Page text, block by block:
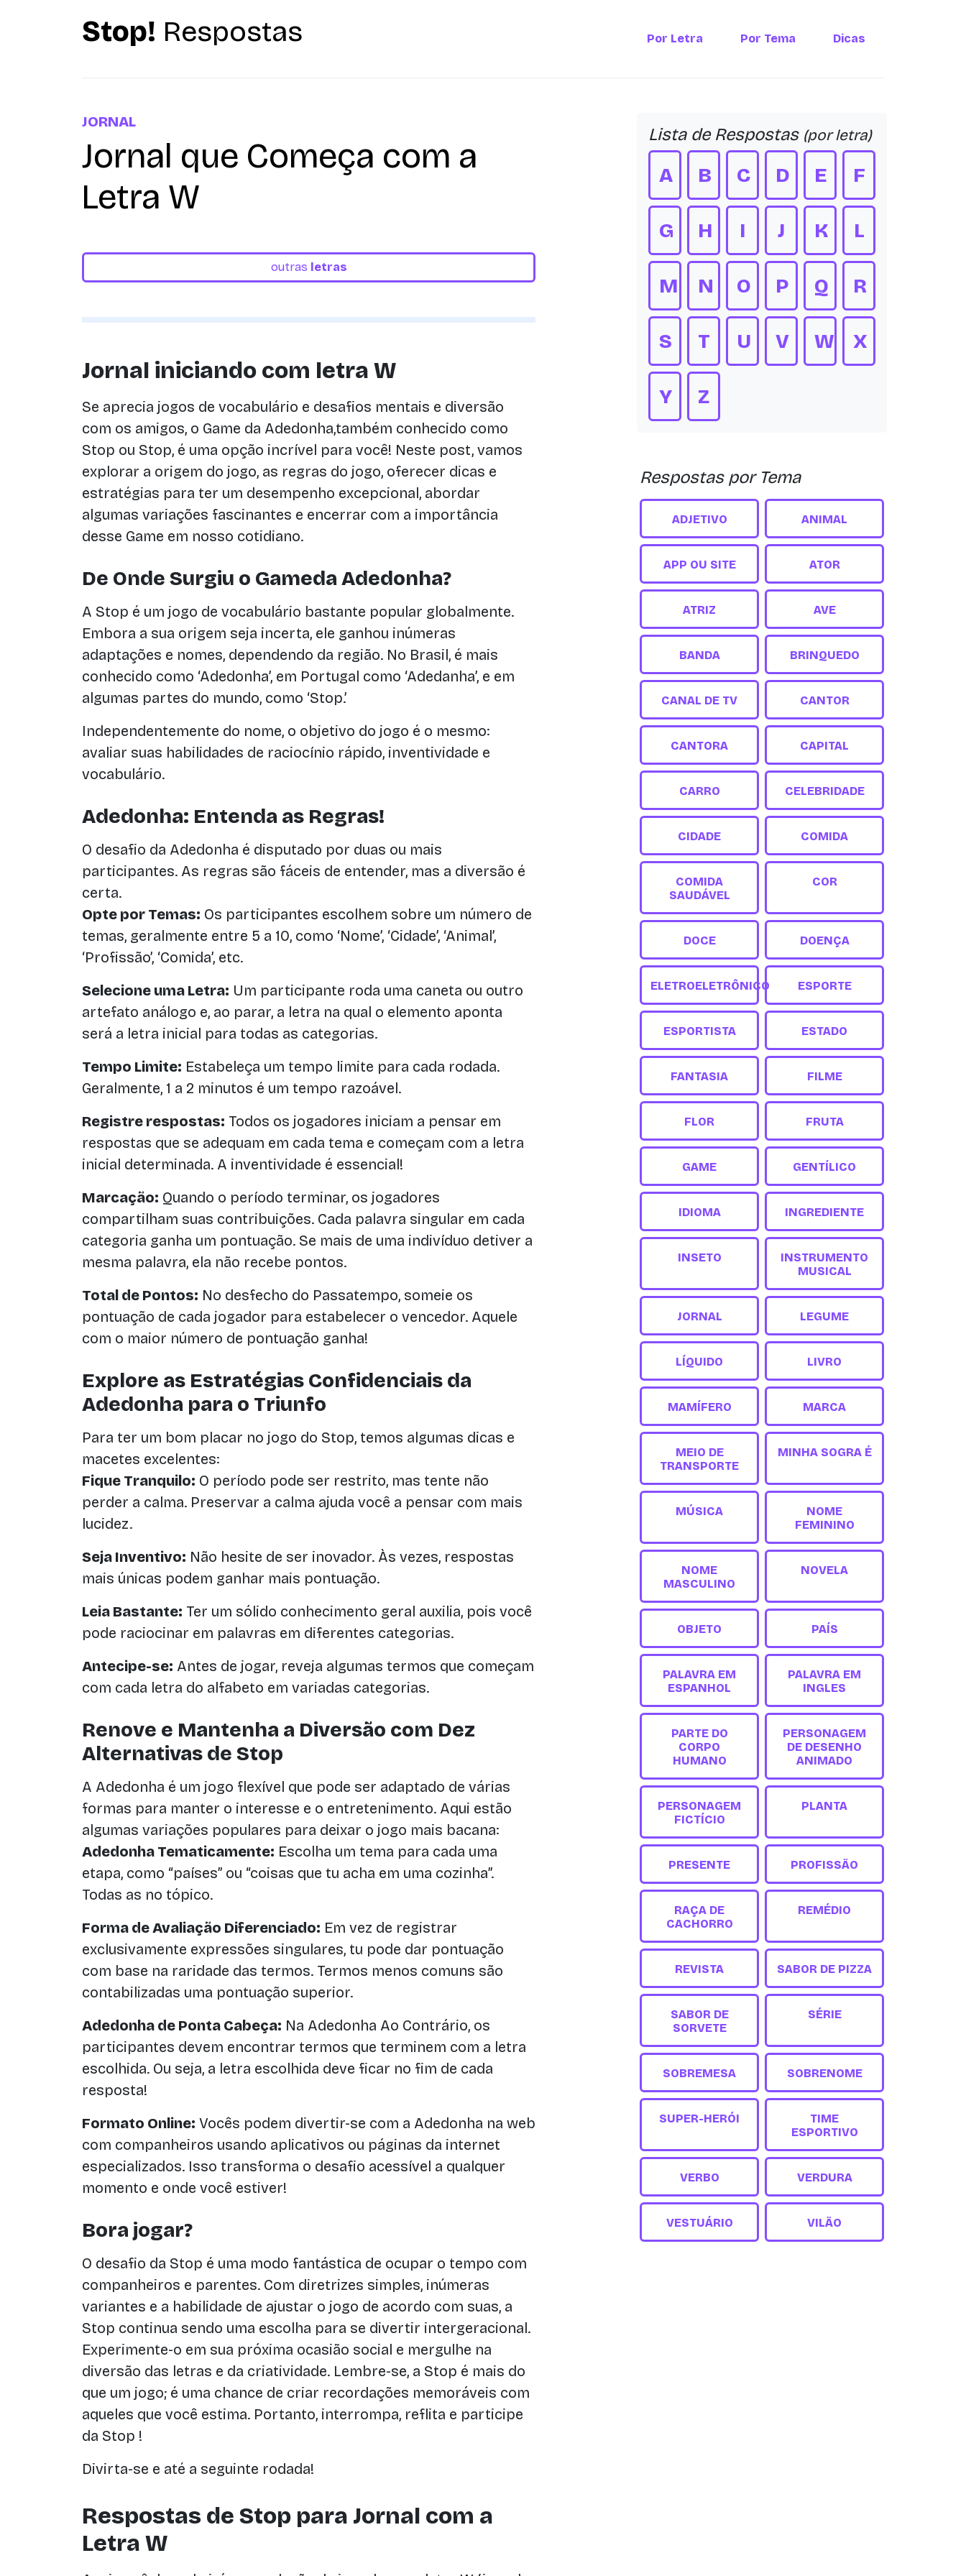
Stop! Respostas Por Letra Por Tema Dicas
JORNAL
Jornal que Começa com a
Letra W
outras letras
Jornal iniciando com letra W
Se aprecia jogos de vocabulário e desafios mentais e diversão
com os amigos, o Game da Adedonha,também conhecido como
Stop ou Stop, é uma opção incrível para você! Neste post, vamos
explorar a origem do jogo, as regras do jogo, oferecer dicas e
estratégias para ter um desempenho excepcional, abordar
algumas variações fascinantes e encerrar com a importância
desse Game em nosso cotidiano.
De Onde Surgiu o Gameda Adedonha?
A Stop é um jogo de vocabulário bastante popular globalmente.
Embora a sua origem seja incerta, ele ganhou inúmeras
adaptações e nomes, dependendo da região. No Brasil, é mais
conhecido como ‘Adedonha’, em Portugal como ‘Adedanha’, e em
algumas partes do mundo, como ‘Stop.’
Independentemente do nome, o objetivo do jogo é o mesmo:
avaliar suas habilidades de raciocínio rápido, inventividade e
vocabulário.
Adedonha: Entenda as Regras!
O desafio da Adedonha é disputado por duas ou mais
participantes. As regras são fáceis de entender, mas a diversão é
certa.
Opte por Temas: Os participantes escolhem sobre um número de
temas, geralmente entre 5 a 10, como ‘Nome’, ‘Cidade’, ‘Animal’,
‘Profissão’, ‘Comida’, etc.
Selecione uma Letra: Um participante roda uma caneta ou outro
artefato análogo e, ao parar, a letra na qual o elemento aponta
será a letra inicial para todas as categorias.
Tempo Limite: Estabeleça um tempo limite para cada rodada.
Geralmente, 1 a 2 minutos é um tempo razoável.
Registre respostas: Todos os jogadores iniciam a pensar em
respostas que se adequam em cada tema e começam com a letra
inicial determinada. A inventividade é essencial!
Marcação: Quando o período terminar, os jogadores
compartilham suas contribuições. Cada palavra singular em cada
categoria ganha um pontuação. Se mais de uma indivíduo detiver a
mesma palavra, ela não recebe pontos.
Total de Pontos: No desfecho do Passatempo, someie os
pontuação de cada jogador para estabelecer o vencedor. Aquele
com o maior número de pontuação ganha!
Explore as Estratégias Confidenciais da
Adedonha para o Triunfo
Para ter um bom placar no jogo do Stop, temos algumas dicas e
macetes excelentes:
Fique Tranquilo: O período pode ser restrito, mas tente não
perder a calma. Preservar a calma ajuda você a pensar com mais
lucidez.
Seja Inventivo: Não hesite de ser inovador. Às vezes, respostas
mais únicas podem ganhar mais pontuação.
Leia Bastante: Ter um sólido conhecimento geral auxilia, pois você
pode raciocinar em palavras em diferentes categorias.
Antecipe-se: Antes de jogar, reveja algumas termos que começam
com cada letra do alfabeto em variadas categorias.
Renove e Mantenha a Diversão com Dez
Alternativas de Stop
A Adedonha é um jogo flexível que pode ser adaptado de várias
formas para manter o interesse e o entretenimento. Aqui estão
algumas variações populares para deixar o jogo mais bacana:
Adedonha Tematicamente: Escolha um tema para cada uma
etapa, como “países” ou “coisas que tu acha em uma cozinha”.
Todas as no tópico.
Forma de Avaliação Diferenciado: Em vez de registrar
exclusivamente expressões singulares, tu pode dar pontuação
com base na raridade das termos. Termos menos comuns são
contabilizadas uma pontuação superior.
Adedonha de Ponta Cabeça: Na Adedonha Ao Contrário, os
participantes devem encontrar termos que terminem com a letra
escolhida. Ou seja, a letra escolhida deve ficar no fim de cada
resposta!
Formato Online: Vocês podem divertir-se com a Adedonha na web
com companheiros usando aplicativos ou páginas da internet
especializados. Isso transforma o desafio acessível a qualquer
momento e onde você estiver!
Bora jogar?
O desafio da Stop é uma modo fantástica de ocupar o tempo com
companheiros e parentes. Com diretrizes simples, inúmeras
variantes e a habilidade de ajustar o jogo de acordo com suas, a
Stop continua sendo uma escolha para se divertir intergeracional.
Experimente-o em sua próxima ocasião social e mergulhe na
diversão das letras e da criatividade. Lembre-se, a Stop é mais do
que um jogo; é uma chance de criar recordações memoráveis com
aqueles que você estima. Portanto, interrompa, reflita e participe
da Stop !
Divirta-se e até a seguinte rodada!
Respostas de Stop para Jornal com a
Letra W
Lista de Respostas (por letra)
A B C D E F
G H I J K L
M N O P Q R
S T U V W X
Y Z
Respostas por Tema
ADJETIVO ANIMAL
APP OU SITE ATOR
ATRIZ AVE
BANDA BRINQUEDO
CANAL DE TV CANTOR
CANTORA CAPITAL
CARRO CELEBRIDADE
CIDADE COMIDA
COMIDA
SAUDÁVEL
COR
DOCE DOENÇA
ELETROELETRÔNICO ESPORTE
ESPORTISTA ESTADO
FANTASIA FILME
FLOR FRUTA
GAME GENTÍLICO
IDIOMA INGREDIENTE
INSETO
INSTRUMENTO
MUSICAL
JORNAL LEGUME
LÍQUIDO LIVRO
MAMÍFERO MARCA
MEIO DE
TRANSPORTE
MINHA SOGRA É
MÚSICA
NOME
FEMININO
NOME
MASCULINO
NOVELA
OBJETO PAÍS
PALAVRA EM
ESPANHOL
PALAVRA EM
INGLES
PARTE DO
CORPO
HUMANO
PERSONAGEM
DE DESENHO
ANIMADO
PERSONAGEM
FICTÍCIO
PLANTA
PRESENTE PROFISSÃO
RAÇA DE
CACHORRO
REMÉDIO
REVISTA SABOR DE PIZZA
SABOR DE
SORVETE
SÉRIE
SOBREMESA SOBRENOME
SUPER-HERÓI
TIME
ESPORTIVO
VERBO VERDURA
VESTUÁRIO VILÃO